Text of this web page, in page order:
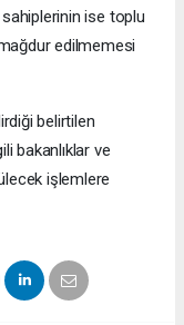
ise toplu
edilmemesi
belirtilen
bakanlıklar ve
işlemlere